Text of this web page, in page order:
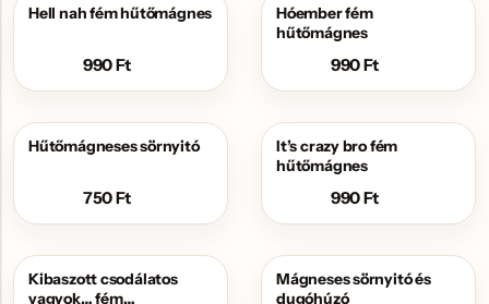
Hell nah fém hűtőmágnes
990Ft
Hóember fém
hűtőmágnes
990Ft
Hűtőmágneses sörnyitó
750Ft
It’s crazy bro fém
hűtőmágnes
990Ft
Kibaszott csodálatos
vagyok… fém
Mágneses sörnyitó és
dugóhúzó